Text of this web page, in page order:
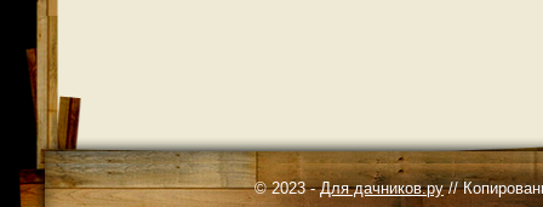
© 2023 -Для дачников.ру//